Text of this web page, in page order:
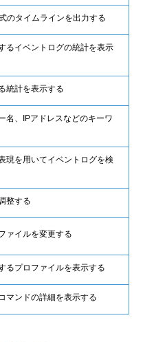
のタイムラインを出力する
るイベントログの統計を表示
統計を表示する
名、IPアドレスなどのキーワ
現を用いてイベントログを検
整する
ァイルを変更する
るプロファイルを表示する
マンドの詳細を表示する